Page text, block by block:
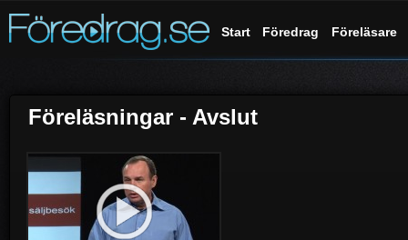
Start Föredrag Föreläsare
Föreläsningar - Avslut